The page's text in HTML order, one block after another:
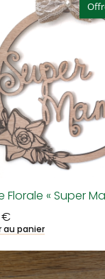
Florale « Super
€
au panier